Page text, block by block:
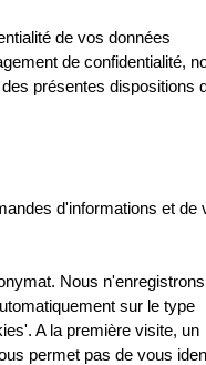
de vos données
de confidentialité,
présentes dispositions
d'informations et de
Nous n'enregistrons
sur le type
A la première visite, un
permet pas de vous